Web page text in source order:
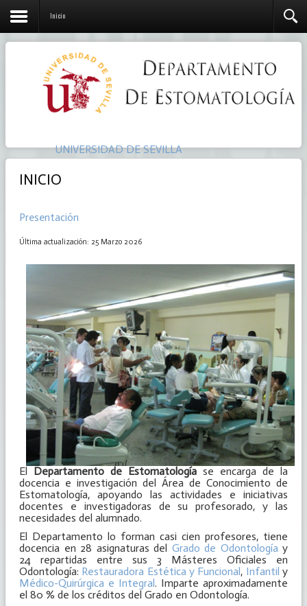
Inicio
UNIVERSIDAD DE SEVILLA
INICIO
Presentación
Última actualización: 25 Marzo 2026
El Departamento de Estomatología se encarga de la
docencia e investigación del Área de Conocimiento de
Estomatología, apoyando las actividades e iniciativas
docentes e investigadoras de su profesorado, y las
necesidades del alumnado.
El Departamento lo forman casi cien profesores, tiene
docencia en 28 asignaturas del Grado de Odontología y
24 repartidas entre sus 3 Másteres Oficiales en
Odontología: Restauradora Estética y Funcional, Infantil y
Médico-Quirúrgica e Integral. Imparte aproximadamente
el 80 % de los créditos del Grado en Odontología.